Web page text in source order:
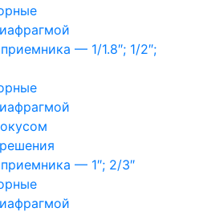
— 1/1.8″; 1/2″;
— 1″; 2/3″